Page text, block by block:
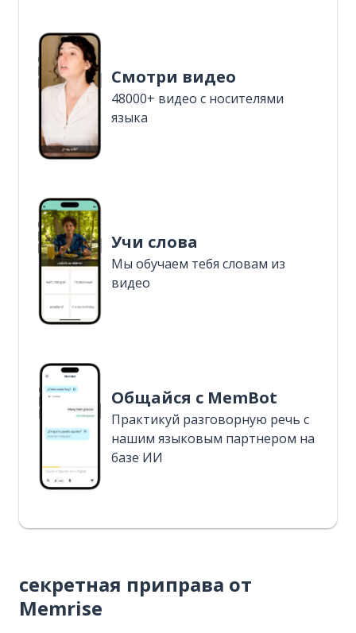
Смотри видео
48000+ видео с носителями
языка
Учи слова
Мы обучаем тебя словам из
видео
Общайся с MemBot
Практикуй разговорную речь с
нашим языковым партнером на
базе ИИ
секретная приправа от
Memrise